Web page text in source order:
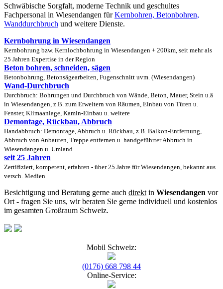
Schwäbische Sorgfalt, moderne Technik und geschultes
Fachpersonal in Wiesendangen fürKernbohren, Betonbohren,
Wanddurchbruch und weitere Dienste.
Kernbohrung in Wiesendangen
Kernbohrung bzw. Kernlochbohrung in Wiesendangen + 200km, seit mehr als
25 Jahren Expertise in der Region
Beton bohren, schneiden, sägen
Betonbohrung, Betonsägearbeiten, Fugenschnitt uvm. (Wiesendangen)
Wand-Durchbruch
Durchbruch: Bohrungen und Durchbruch von Wände, Beton, Mauer, Stein u.ä
in Wiesendangen, z.B. zum Erweitern von Räumen, Einbau von Türen u.
Fenster, Klimaanlage, Kamin-Einbau u. weitere
Demontage, Rückbau, Abbruch
Handabbruch: Demontage, Abbruch u. Rückbau, z.B. Balkon-Entfernung,
Abbruch von Anbauten, Treppe entfernen u. handgeführter Abbruch in
Wiesendangen u. Umland
seit 25 Jahren
Zertifiziert, kompetent, erfahren - über 25 Jahre für Wiesendangen, bekannt aus
versch. Medien
Besichtigung und Beratung gerne auch direkt in Wiesendangen vor
Ort - fragen Sie uns, wir beraten Sie gerne individuell und kostenlos
im gesamten Großraum Schweiz.
Mobil Schweiz:
(0176) 668 798 44
Online-Service: